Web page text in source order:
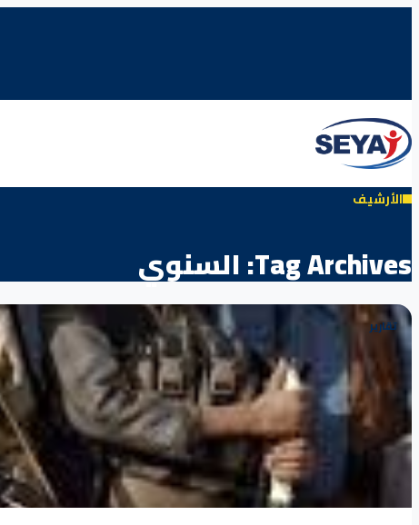
الأرشيف
Tag Archives: السنوي
تقارير